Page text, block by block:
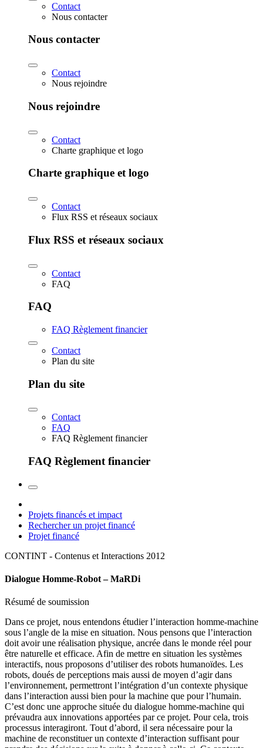
Contact
Nous contacter
Nous contacter
Contact
Nous rejoindre
Nous rejoindre
Contact
Charte graphique et logo
Charte graphique et logo
Contact
Flux RSS et réseaux sociaux
Flux RSS et réseaux sociaux
Contact
FAQ
FAQ
FAQ Règlement financier
Contact
Plan du site
Plan du site
Contact
FAQ
FAQ Règlement financier
FAQ Règlement financier
Projets financés et impact
Rechercher un projet financé
Projet financé
CONTINT - Contenus et Interactions 2012
Dialogue Homme-Robot – MaRDi
Résumé de soumission
Dans ce projet, nous entendons étudier l’interaction homme-machine
sous l’angle de la mise en situation. Nous pensons que l’interaction
doit avoir une réalisation physique, ancrée dans le monde réel pour
être naturelle et efficace. Afin de mettre en situation les systèmes
interactifs, nous proposons d’utiliser des robots humanoïdes. Les
robots, doués de perceptions mais aussi de moyen d’agir dans
l’environnement, permettront l’intégration d’un contexte physique
dans l’interaction aussi bien pour la machine que pour l’humain.
C’est donc une approche située du dialogue homme-machine qui
prévaudra aux innovations apportées par ce projet. Pour cela, trois
processus interagiront. Tout d’abord, il sera nécessaire pour la
machine de reconstituer un contexte d’interaction suffisant pour